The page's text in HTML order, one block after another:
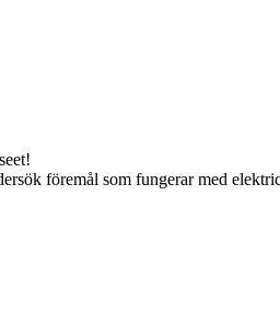
föremål som fungerar med